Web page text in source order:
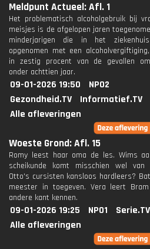
Meldpunt Actueel: Afl. 1
Het problematisch alcoholgebruik bij
meisjes is de afgelopen jaren
minderjarigen die in het
opgenomen met een
in zestig procent van de gevallen
onder achttien jaar.
09-01-2026 19:50
NPO2
Gezondheid.TV
Informatief.TV
Alle afleveringen
Woeste Grond: Afl. 15
Romy leest haar oma de les. Wims
scheikunde komt misschien wel van
Otto's cursisten kansloos hardleers?
meester in toegeven. Vera leert
andere kant kennen.
09-01-2026 19:25 NPO1
Serie.TV
Alle afleveringen